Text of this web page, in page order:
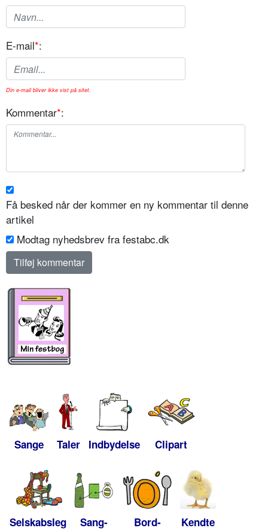
E-mail*:
Din e-mail bliver ikke vist på sitet.
Kommentar*:
Få besked når der kommer en ny kommentar til denne
artikel
Modtag nyhedsbrev fra festabc.dk
Sange Taler Indbydelse Clipart
Selskabsleg
Sang-
Bord-
Kendte